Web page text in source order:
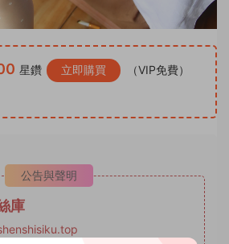
星鑽 立即購買
（VIP免費）
公告與聲明
庫